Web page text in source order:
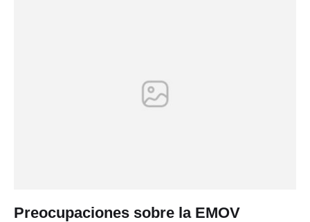
Preocupaciones sobre la EMOV